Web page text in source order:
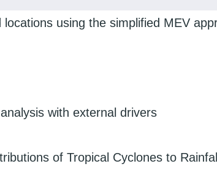
using the simplified MEV
with external drivers
of Tropical Cyclones to